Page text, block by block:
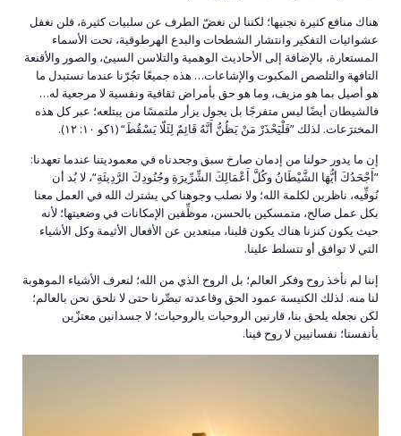
هناك منافع كثيرة نجنيها؛ لكننا لن نغضّ الطرف عن سلبيات كثيرة، فلن نغفل
عشوائيات التفكير وانتشار الشطحات والبدع الهرطوقية، تحت الأسماء
المستعارة، بالإضافة إلى الأحاديث الوهمية والتلاسن السيئ، والصور والأقنعة
التافهة والتلصص المكبوت والإشاعات… هذه جميعًا تجُرّنا عندما نستبدل ما
هو أصيل بما هو مزيف، وما هو حق بأمراض ثقافية ونفسية لا مرجعية له…
فالشيطان أيضًا ليس متفرجًا بل يجول يزأر ملتمسًا من يبتلعه؛ عبر كل هذه
المخترَعات. لذلك ”فَلْيَحْذَرْ مَنْ يَظُنُّ أَنَّهُ قَائِمٌ لِئَلّا يَسْقُطَ“ (١كو ١٠: ١٢).
إن ما يدور حولنا من إدمان صارخ سبق وجحدناه في معموديتنا عندما تعهدنا:
”أَجْحَدُكَ أيُّهَا الشَّيْطَانُ وكُلَّ أَعْمَالِكَ الشِّرِّيرَةِ وجُنُودِكَ الرَّدِيئَةِ“، لا بُد أن
نُوفِّيه، ناظرين لكلمة الله؛ ولا نصلب وجوهنا كي يشترك الله في العمل معنا
بكل عمل صالح، متمسكين بالحسن، موظِّفين الإمكانات في وضعيتها؛ لأنه
حيث يكون كنزنا هناك يكون قلبنا، مبتعدين عن الأفعال الأثيمة وكل الأشياء
التي لا توافق أو تتسلط علينا.
إننا لم نأخذ روح وفكر العالم؛ بل الروح الذﻱ من الله؛ لنعرف الأشياء الموهوبة
لنا منه. لذلك الكنيسة عمود الحق وقاعدته تبصِّرنا حتى لا نلحق نحن بالعالم؛
لكن نجعله يلحق بنا، قارنين الروحيات بالروحيات؛ لا جسدانين معتزّين
بأنفسنا؛ نفسانيين لا روح فينا.